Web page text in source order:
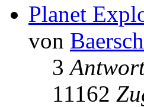
Planet
von
3
11162